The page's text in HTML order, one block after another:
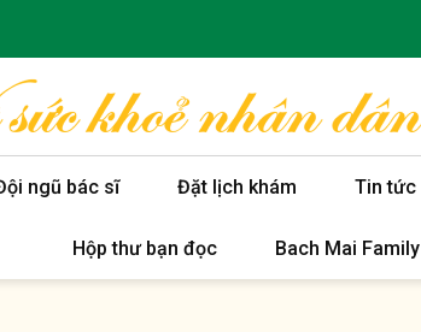
ngũ bác sĩ Đặt lịch khám Tin tức
Hộp thư bạn đọc Bach Mai Family